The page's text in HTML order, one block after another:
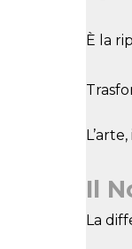
È la
Il
La